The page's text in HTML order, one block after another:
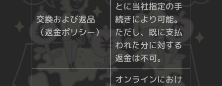
交換および返品
（返金ポリシー）
とに当社指定の手
続きにより可能。
ただし、既に支払
われた分に対する
返金は不可。
オンラインにおけ